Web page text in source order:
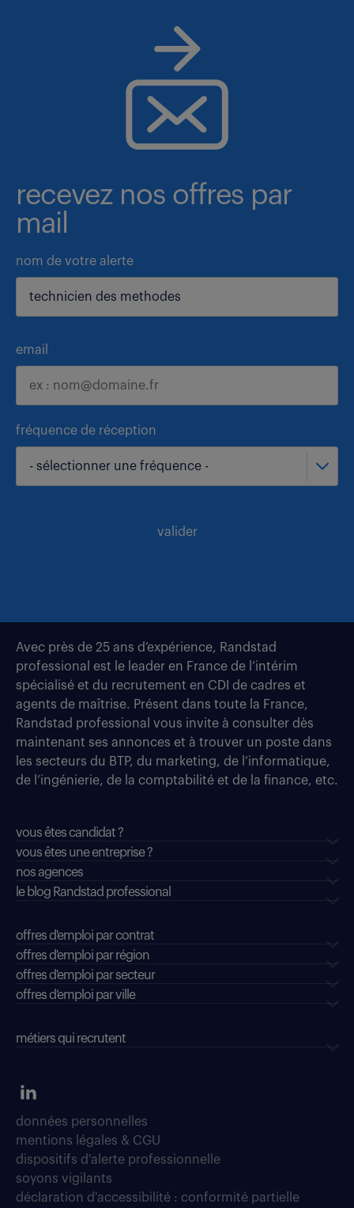
recevez nos offres par
mail
nom de votre alerte
email
fréquence de réception
- sélectionner une fréquence -
valider
Avec près de 25 ans d’expérience, Randstad
professional est le leader en France de l’intérim
spécialisé et du recrutement en CDI de cadres et
agents de maîtrise. Présent dans toute la France,
Randstad professional vous invite à consulter dès
maintenant ses annonces et à trouver un poste dans
les secteurs du BTP, du marketing, de l’informatique,
de l’ingénierie, de la comptabilité et de la finance, etc.
vous êtes candidat ?
vous êtes une entreprise ?
nos agences
le blog Randstad professional
offres d'emploi par contrat
offres d'emploi par région
offres d'emploi par secteur
offres d’emploi par ville
métiers qui recrutent
données personnelles
mentions légales & CGU
dispositifs d'alerte professionnelle
soyons vigilants
déclaration d'accessibilité : conformité partielle